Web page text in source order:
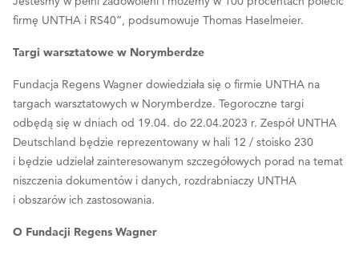
firmę UNTHA i RS40”, podsumowuje Thomas Haselmeier.
Targi warsztatowe w Norymberdze
Fundacja Regens Wagner dowiedziała się o firmie UNTHA na
targach warsztatowych w Norymberdze. Tegoroczne targi
odbędą się w dniach od 19.04. do 22.04.2023 r. Zespół UNTHA
Deutschland będzie reprezentowany w hali 12 / stoisko 230
i będzie udzielał zainteresowanym szczegółowych porad na temat
niszczenia dokumentów i danych, rozdrabniaczy UNTHA
i obszarów ich zastosowania.
O Fundacji Regens Wagner